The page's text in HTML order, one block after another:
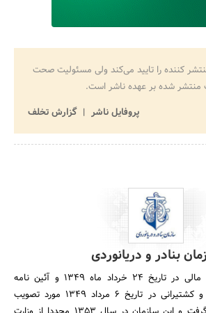
کننده را تایید می‌کند ولی مسئولیت صحت
شده بر عهده ناشر است.
پروفایل ناشر
گزارش تخلف
بنادر و دریانوردی
آئین نامه های معاملات مالی در تاریخ 24 خرداد ماه 1349 و آئین نامه
استخدامی سازمان بنادر و کشتیرانی در تاریخ 6 مرداد 1349 مورد تصویب